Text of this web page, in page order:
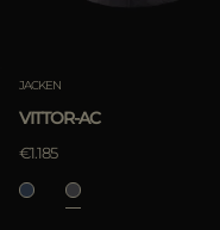
JACKEN
VITTOR-AC
€1.185